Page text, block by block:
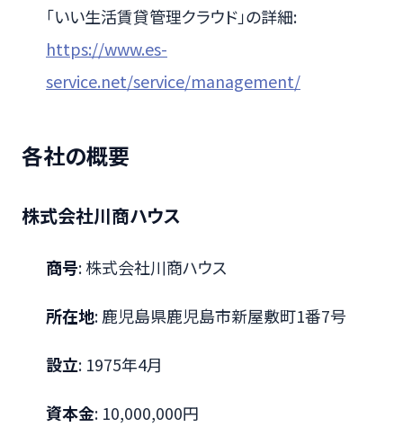
「いい生活賃貸管理クラウド」の詳細:
https://www.es-
service.net/service/management/
各社の概要
株式会社川商ハウス
商号: 株式会社川商ハウス
所在地: 鹿児島県鹿児島市新屋敷町1番7号
設立: 1975年4月
資本金: 10,000,000円